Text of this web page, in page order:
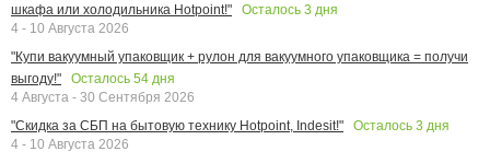
шкафа или холодильника Hotpoint!"
Осталось 3 дня
4 - 10 Августа 2026
"Купи вакуумный упаковщик + рулон для вакуумного упаковщика = получи
выгоду!"
Осталось 54 дня
4 Августа - 30 Сентября 2026
"Скидка за СБП на бытовую технику Hotpoint, Indesit!"
Осталось 3 дня
4 - 10 Августа 2026